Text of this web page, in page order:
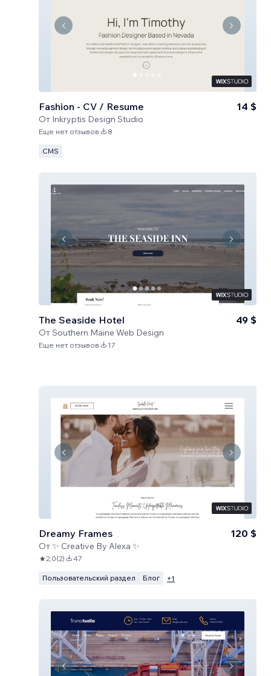
Fashion - CV / Resume
От Inkryptis Design Studio
14 $
Еще нет отзывов 8
CMS
The Seaside Hotel
ОтSouthern Maine Web Design
49 $
Еще нет отзывов 17
Dreamy Frames
От✨ Creative By Alexa ✨
120 $
2,0(2) 47
Пользовательский раздел Блог +1